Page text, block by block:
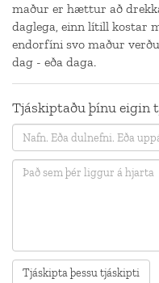
maður er hættur að
daglega, einn lítill kostar
endorfíni svo maður
dag - eða daga.
Tjáskiptaðu þínu